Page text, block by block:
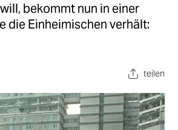
bekommt nun in einer
die Einheimischen verhält:
teilen